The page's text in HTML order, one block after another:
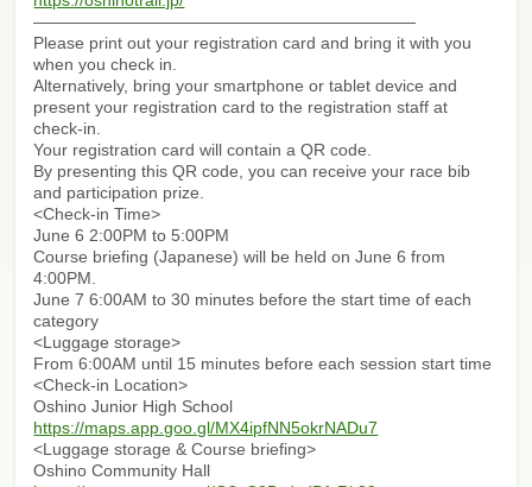
———————————————————————
Please print out your registration card and bring it with you
when you check in.
Alternatively, bring your smartphone or tablet device and
present your registration card to the registration staff at
check-in.
Your registration card will contain a QR code.
By presenting this QR code, you can receive your race bib
and participation prize.
<Check-in Time>
June 6 2:00PM to 5:00PM
Course briefing (Japanese) will be held on June 6 from
4:00PM.
June 7 6:00AM to 30 minutes before the start time of each
category
<Luggage storage>
From 6:00AM until 15 minutes before each session start time
<Check-in Location>
Oshino Junior High School
https://maps.app.goo.gl/MX4ipfNN5okrNADu7
<Luggage storage & Course briefing>
Oshino Community Hall